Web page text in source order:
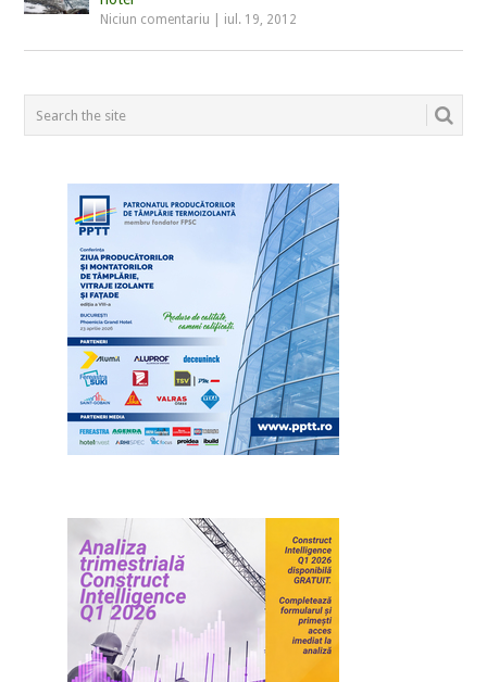
Niciun comentariu iul. 19, 2012